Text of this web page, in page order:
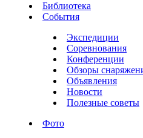
Библиотека
События
Экспедиции
Соревнования
Конференции
Обзоры
Объявления
Новости
Полезные советы
Фото